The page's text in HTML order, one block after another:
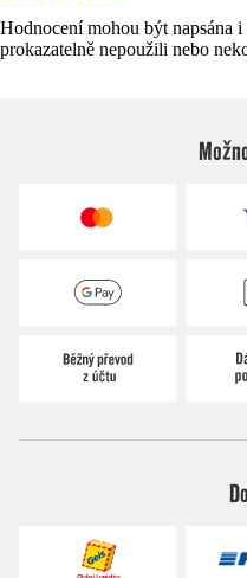
Hodnocení mohou být napsána
prokazatelně nepoužili nebo